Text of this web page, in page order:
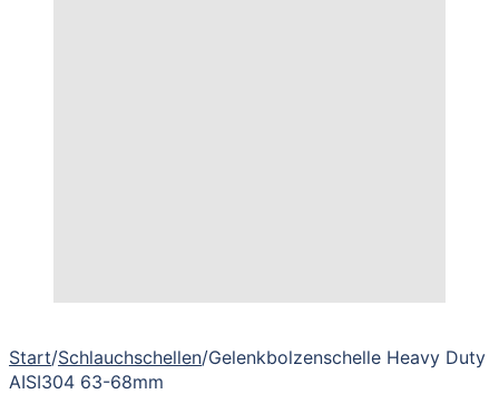
Start/Schlauchschellen/Gelenkbolzenschelle Heavy Duty
AISI304 63-68mm